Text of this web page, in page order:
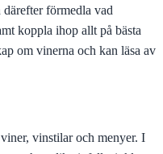
därefter förmedla vad
koppla ihop allt på bästa
om vinerna och kan läsa av
vinstilar och menyer. I